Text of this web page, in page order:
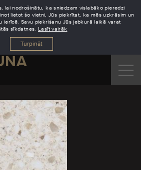
lai nodrošinātu, ka sniedzam vislabāko pieredzi
lietot šo vietni, Jūs piekrītat, ka mēs uzkrāsim un
ierīcē. Savu piekrišanu Jūs jebkurā laikā varat
sīkdatnes. Lasīt vairāk
Turpināt